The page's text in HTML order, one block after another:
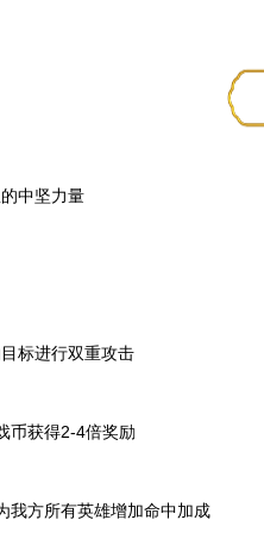
中坚力量
标进行双重攻击
币获得2-4倍奖励
我方所有英雄增加命中加成